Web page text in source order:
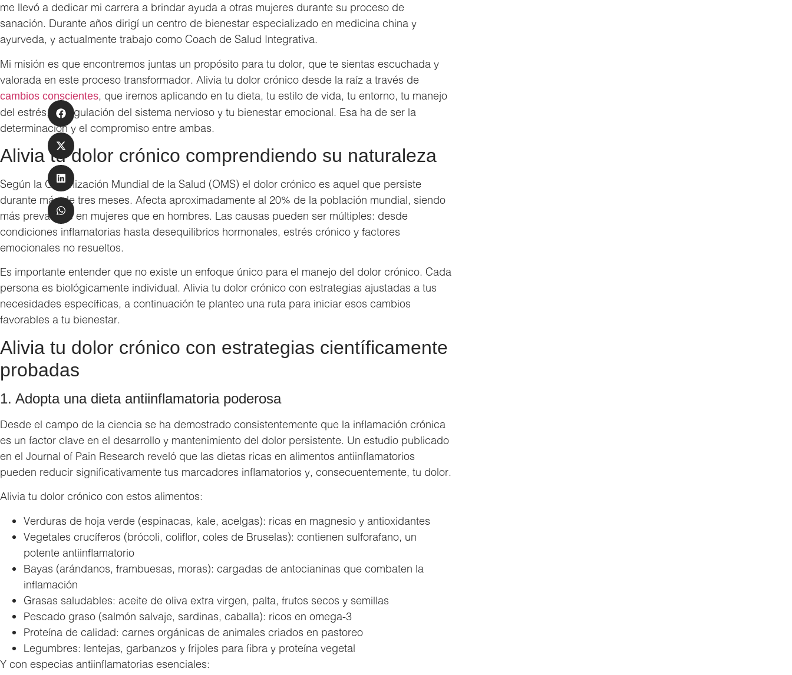
me llevó a dedicar mi carrera a brindar ayuda a otras mujeres durante su proceso de
sanación. Durante años dirigí un centro de bienestar especializado en medicina china y
ayurveda, y actualmente trabajo como Coach de Salud Integrativa.
Mi misión es que encontremos juntas un propósito para tu dolor, que te sientas escuchada y
valorada en este proceso transformador. Alivia tu dolor crónico desde la raíz a través de
cambios conscientes, que iremos aplicando en tu dieta, tu estilo de vida, tu entorno, tu manejo
del estrés, tu regulación del sistema nervioso y tu bienestar emocional. Esa ha de ser la
determinación y el compromiso entre ambas.
Alivia tu dolor crónico comprendiendo su naturaleza
Según la Organización Mundial de la Salud (OMS) el dolor crónico es aquel que persiste
durante más de tres meses. Afecta aproximadamente al 20% de la población mundial, siendo
más prevalente en mujeres que en hombres. Las causas pueden ser múltiples: desde
condiciones inflamatorias hasta desequilibrios hormonales, estrés crónico y factores
emocionales no resueltos.
Es importante entender que no existe un enfoque único para el manejo del dolor crónico. Cada
persona es biológicamente individual. Alivia tu dolor crónico con estrategias ajustadas a tus
necesidades específicas, a continuación te planteo una ruta para iniciar esos cambios
favorables a tu bienestar.
Alivia tu dolor crónico con estrategias científicamente
probadas
1. Adopta una dieta antiinflamatoria poderosa
Desde el campo de la ciencia se ha demostrado consistentemente que la inflamación crónica
es un factor clave en el desarrollo y mantenimiento del dolor persistente. Un estudio publicado
en el Journal of Pain Research reveló que las dietas ricas en alimentos antiinflamatorios
pueden reducir significativamente tus marcadores inflamatorios y, consecuentemente, tu dolor.
Alivia tu dolor crónico con estos alimentos:
Verduras de hoja verde (espinacas, kale, acelgas): ricas en magnesio y antioxidantes
Vegetales crucíferos (brócoli, coliflor, coles de Bruselas): contienen sulforafano, un
potente antiinflamatorio
Bayas (arándanos, frambuesas, moras): cargadas de antocianinas que combaten la
inflamación
Grasas saludables: aceite de oliva extra virgen, palta, frutos secos y semillas
Pescado graso (salmón salvaje, sardinas, caballa): ricos en omega-3
Proteína de calidad: carnes orgánicas de animales criados en pastoreo
Legumbres: lentejas, garbanzos y frijoles para fibra y proteína vegetal
Y con especias antiinflamatorias esenciales: